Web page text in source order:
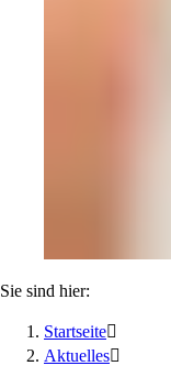
Sie sind hier:
Startseite
Aktuelles